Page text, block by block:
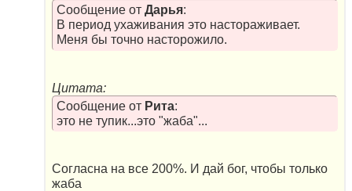
Сообщение от Дарья:
В период ухаживания это настораживает.
Меня бы точно насторожило.
Цитата:
Сообщение от Рита:
это не тупик...это "жаба"...
Согласна на все 200%. И дай бог, чтобы только
жаба